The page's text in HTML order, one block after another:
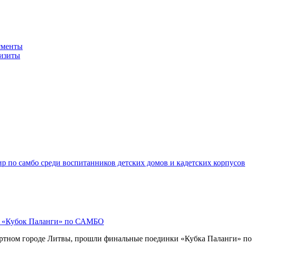
по самбо среди воспитанников детских домов и кадетских корпусов
«Кубок Паланги» по САМБО
городе Литвы, прошли финальные поединки «Кубка Паланги» по